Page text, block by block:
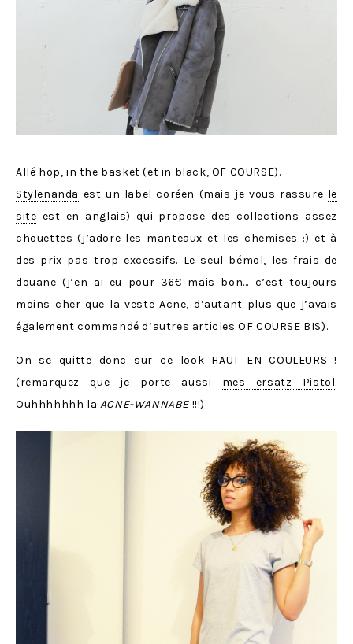
Allé hop, in the basket (et in black, OF COURSE).
Stylenanda est un label coréen (mais je vous rassure le
site est en anglais) qui propose des collections assez
chouettes (j’adore les manteaux et les chemises :) et à
des prix pas trop excessifs. Le seul bémol, les frais de
douane (j’en ai eu pour 36€ mais bon… c’est toujours
moins cher que la veste Acne, d’autant plus que j’avais
également commandé d’autres articles OF COURSE BIS).
On se quitte donc sur ce look HAUT EN COULEURS !
(remarquez que je porte aussi mes ersatz Pistol.
Ouhhhhhhh la ACNE-WANNABE !!!)